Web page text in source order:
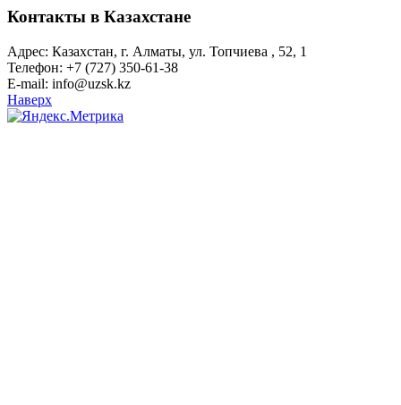
Контакты в Казахстане
Адрес: Казахстан, г. Алматы, ул. Топчиева , 52, 1
Телефон: +7 (727) 350-61-38
E-mail: info@uzsk.kz
Наверх